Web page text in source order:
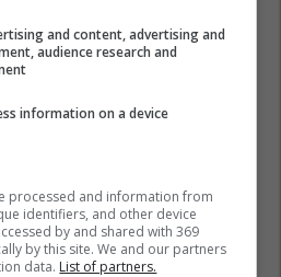
and content, advertising and
audience research and
information on a device
processed and information from
identifiers, and other device
by and shared with 369
by this site. We and our partners
data. List of partners.